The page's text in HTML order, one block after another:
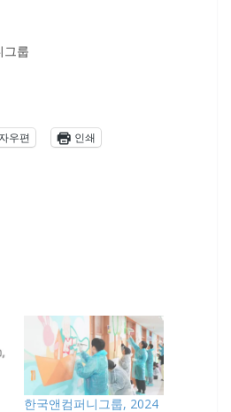
그룹
우편
인쇄
한국앤컴퍼니그룹, 2024